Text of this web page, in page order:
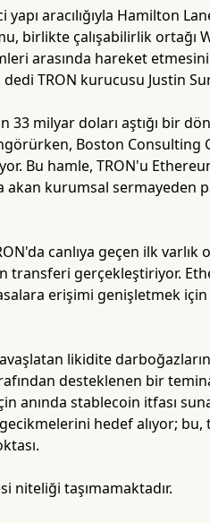
aracılığıyla Hamilton
birlikte çalışabilirlik ortağı
arasında hareket etmesini
TRON kurucusu Justin
33 milyar doları aştığı bir
Boston Consulting
Bu hamle, TRON'u
kurumsal sermayeden
canlıya geçen ilk varlık
transferi gerçekleştiriyor.
erişimi genişletmek için
likidite
desteklenen bir
anında stablecoin itfası
hedef alıyor; bu,
niteliği taşımamaktadır.